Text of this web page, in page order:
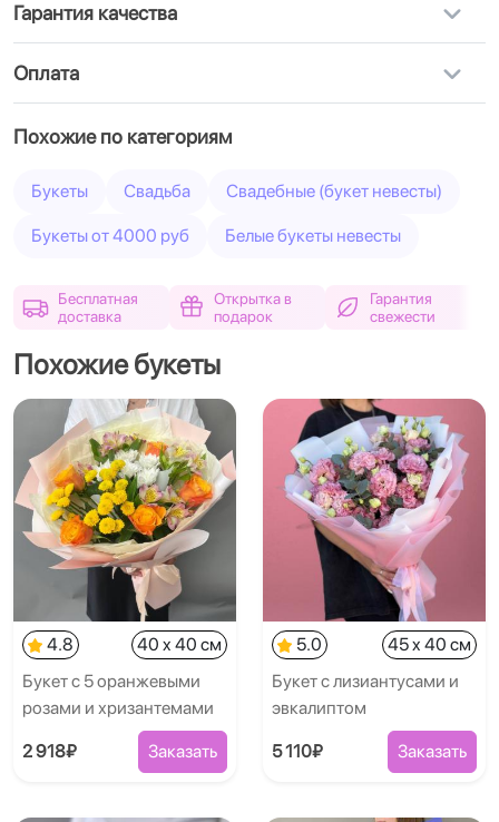
Гарантия качества
Оплата
Похожие по категориям
Букеты Свадьба Свадебные (букет невесты)
Букеты от 4000 руб Белые букеты невесты
Бесплатная
доставка
Открытка в
подарок
Гарантия
свежести
Похожие букеты
4.8
40 x 40 см
Букет с 5 оранжевыми
розами и хризантемами
2 918₽ Заказать
5.0
45 x 40 см
Букет с лизиантусами и
эвкалиптом
5 110₽ Заказать